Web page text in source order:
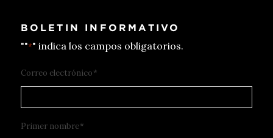
BOLETIN INFORMATIVO
""*" indica los campos obligatorios.
Correo electrónico*
Primer nombre*